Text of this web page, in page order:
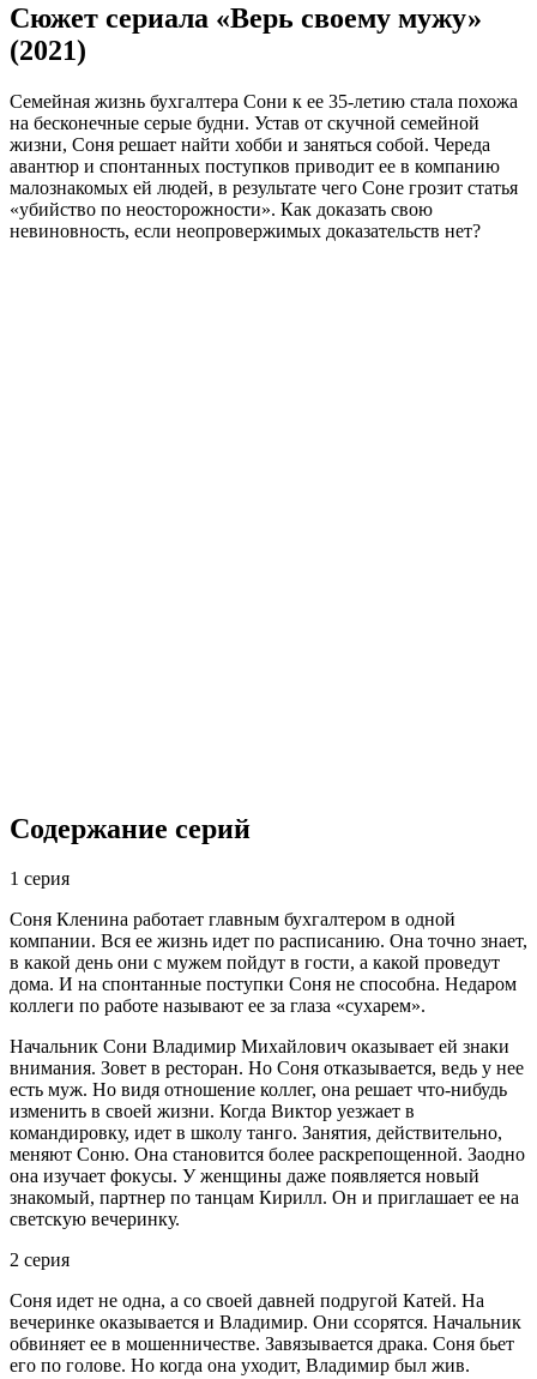
Сюжет сериала «Верь своему мужу»
(2021)
Семейная жизнь бухгалтера Сони к ее 35-летию стала похожа
на бесконечные серые будни. Устав от скучной семейной
жизни, Соня решает найти хобби и заняться собой. Череда
авантюр и спонтанных поступков приводит ее в компанию
малознакомых ей людей, в результате чего Соне грозит статья
«убийство по неосторожности». Как доказать свою
невиновность, если неопровержимых доказательств нет?
Содержание серий
1 серия
Соня Кленина работает главным бухгалтером в одной
компании. Вся ее жизнь идет по расписанию. Она точно знает,
в какой день они с мужем пойдут в гости, а какой проведут
дома. И на спонтанные поступки Соня не способна. Недаром
коллеги по работе называют ее за глаза «сухарем».
Начальник Сони Владимир Михайлович оказывает ей знаки
внимания. Зовет в ресторан. Но Соня отказывается, ведь у нее
есть муж. Но видя отношение коллег, она решает что-нибудь
изменить в своей жизни. Когда Виктор уезжает в
командировку, идет в школу танго. Занятия, действительно,
меняют Соню. Она становится более раскрепощенной. Заодно
она изучает фокусы. У женщины даже появляется новый
знакомый, партнер по танцам Кирилл. Он и приглашает ее на
светскую вечеринку.
2 серия
Соня идет не одна, а со своей давней подругой Катей. На
вечеринке оказывается и Владимир. Они ссорятся. Начальник
обвиняет ее в мошенничестве. Завязывается драка. Соня бьет
его по голове. Но когда она уходит, Владимир был жив.